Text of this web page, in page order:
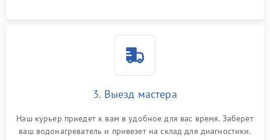
3. Выезд мастера
Наш курьер приедет к вам в удобное для вас время. Заберет
ваш водонагреватель и привезет на склад для диагностики.